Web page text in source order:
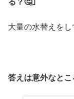
大量の水替えをし
答えは意外なと